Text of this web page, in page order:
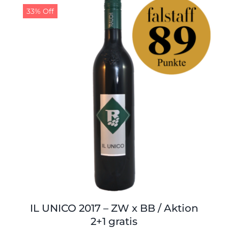
Shop
Kontakt
Tabak
33% Off
IL UNICO 2017 – ZW x BB / Aktion
2+1 gratis